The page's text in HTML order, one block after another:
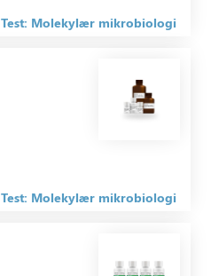
Test: Molekylær mikrobiologi
Test: Molekylær mikrobiologi